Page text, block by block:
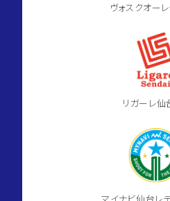
ヴォスクオー
リガーレ仙